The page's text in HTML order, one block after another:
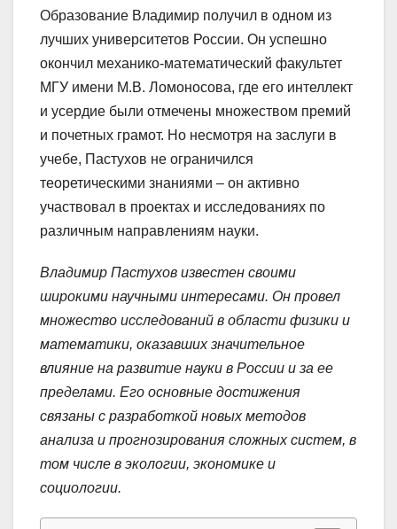
Образование Владимир получил в одном из
лучших университетов России. Он успешно
окончил механико-математический факультет
МГУ имени М.В. Ломоносова, где его интеллект
и усердие были отмечены множеством премий
и почетных грамот. Но несмотря на заслуги в
учебе, Пастухов не ограничился
теоретическими знаниями – он активно
участвовал в проектах и исследованиях по
различным направлениям науки.
Владимир Пастухов известен своими
широкими научными интересами. Он провел
множество исследований в области физики и
математики, оказавших значительное
влияние на развитие науки в России и за ее
пределами. Его основные достижения
связаны с разработкой новых методов
анализа и прогнозирования сложных систем, в
том числе в экологии, экономике и
социологии.